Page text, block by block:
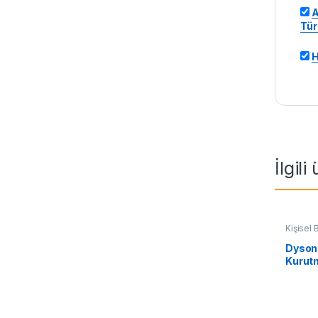
İlgili
Kişisel